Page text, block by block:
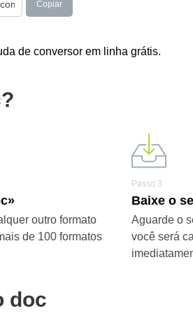
Copiar
de conversor em linha grátis.
outro formato
de 100 formatos
Passo 3
Baixe o
Aguarde o
você será
doc